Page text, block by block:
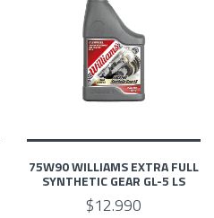
75W90 WILLIAMS EXTRA FULL
SYNTHETIC GEAR GL-5 LS
$12.990